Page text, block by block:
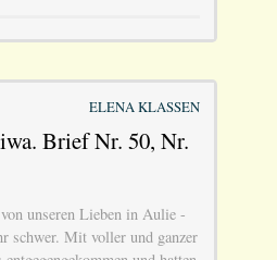
ELENA KLASSEN
Brief Nr. 50, Nr.
unseren Lieben in Aulie -
schwer. Mit voller und ganzer